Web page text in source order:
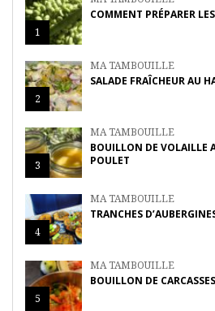
1
COMMENT PRÉPARER
2
MA TAMBOUILLE
SALADE FRAÎCHEUR AU
3
MA TAMBOUILLE
BOUILLON DE VOLAILLE
POULET
4
MA TAMBOUILLE
TRANCHES
5
MA TAMBOUILLE
BOUILLON DE